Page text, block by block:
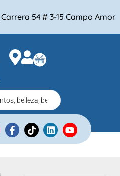
Carrera 54 # 3-15 Campo Amor